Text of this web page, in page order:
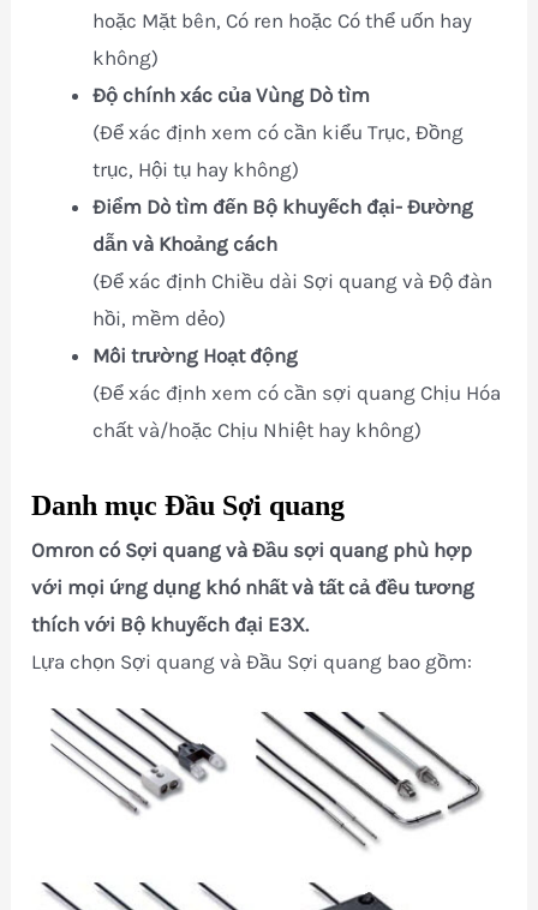
hoặc Mặt bên, Có ren hoặc Có thể uốn hay
không)
Độ chính xác của Vùng Dò tìm
(Để xác định xem có cần kiểu Trục, Đồng
trục, Hội tụ hay không)
Điểm Dò tìm đến Bộ khuyếch đại- Đường
dẫn và Khoảng cách
(Để xác định Chiều dài Sợi quang và Độ đàn
hồi, mềm dẻo)
Môi trường Hoạt động
(Để xác định xem có cần sợi quang Chịu Hóa
chất và/hoặc Chịu Nhiệt hay không)
Danh mục Đầu Sợi quang
Omron có Sợi quang và Đầu sợi quang phù hợp
với mọi ứng dụng khó nhất và tất cả đều tương
thích với Bộ khuyếch đại E3X.
Lựa chọn Sợi quang và Đầu Sợi quang bao gồm: